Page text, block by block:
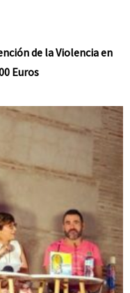
de la Violencia en
Euros